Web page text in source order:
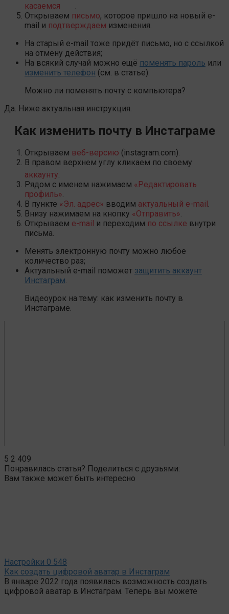
касаемся
Открываем письмо, которое пришло на новый e-
mail и подтверждаем изменения.
На старый e-mail тоже придёт письмо, но с ссылкой
на отмену действия;
На всякий случай можно ещё поменять пароль или
изменить телефон (см. в статье).
Можно ли поменять почту с компьютера?
Да. Ниже актуальная инструкция.
Как изменить почту в Инстаграме
Открываем веб-версию (instagram.com).
В правом верхнем углу кликаем по своему
аккаунту.
Рядом с именем нажимаем «Редактировать
профиль».
В пункте «Эл. адрес» вводим актуальный e-mail .
Внизу нажимаем на кнопку «Отправить».
Открываем e-mail и переходим по ссылке внутри
письма.
Менять электронную почту можно любое
количество раз;
Актуальный e-mail поможет защитить аккаунт
Инстаграм.
Видеоурок на тему: как изменить почту в
Инстаграме.
5 2 409
Понравилась статья? Поделиться с друзьями:
Вам также может быть интересно
Настройки 0 548
Как создать цифровой аватар в Инстаграм
В январе 2022 года появилась возможность создать
цифровой аватар в Инстаграм. Теперь вы можете